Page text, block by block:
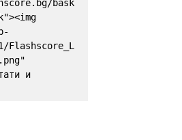
bask
Flashscore_L
и